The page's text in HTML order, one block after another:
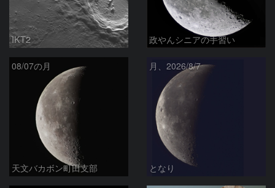
IKT2 政やんシニアの手習い
08/07の月
天文バカボン町田支部
月、2026/8/7
となり